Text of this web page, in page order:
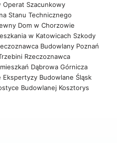
Operat Szacunkowy
Stanu Technicznego
Dom w Chorzowie
w Katowicach Szkody
Budowlany Poznań
Rzeczoznawca
Dąbrowa Górnicza
Ekspertyzy Budowlane Śląsk
Budowlanej Kosztorys